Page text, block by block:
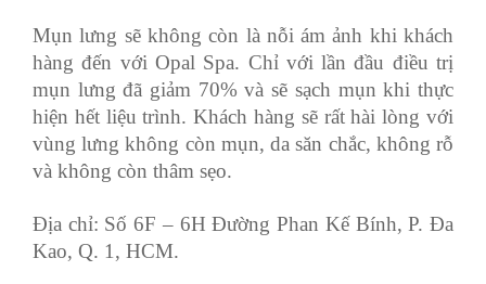
Mụn lưng sẽ không còn là nỗi ám ảnh khi khách
hàng đến với Opal Spa. Chỉ với lần đầu điều trị
mụn lưng đã giảm 70% và sẽ sạch mụn khi thực
hiện hết liệu trình. Khách hàng sẽ rất hài lòng với
vùng lưng không còn mụn, da săn chắc, không rỗ
và không còn thâm sẹo.
Địa chỉ: Số 6F – 6H Đường Phan Kế Bính, P. Đa
Kao, Q. 1, HCM.